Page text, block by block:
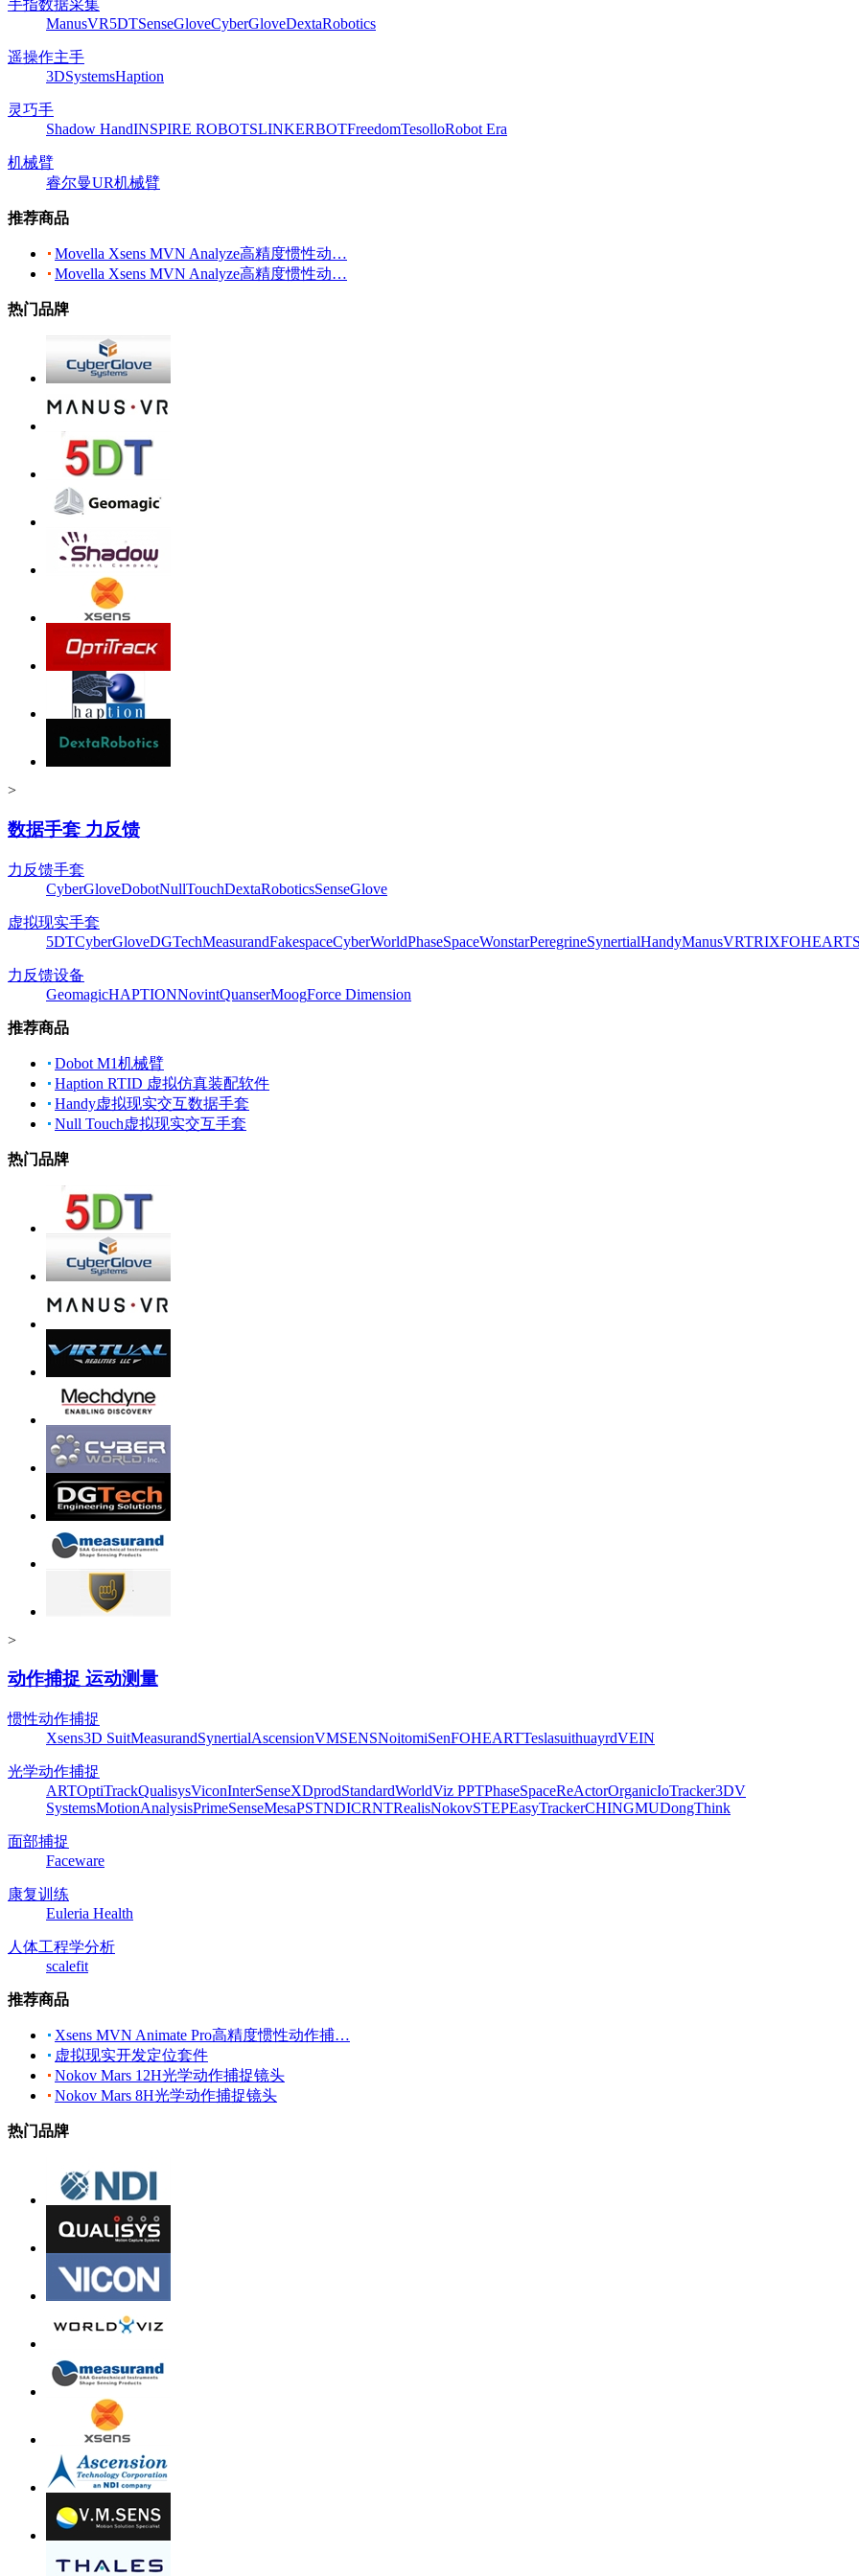
手指数据采集
ManusVR5DTSenseGloveCyberGloveDextaRobotics
遥操作主手
3DSystemsHaption
灵巧手
Shadow HandINSPIRE ROBOTSLINKERBOTFreedomTesolloRobot Era
机械臂
睿尔曼UR机械臂
推荐商品
Movella Xsens MVN Analyze高精度惯性动…
Movella Xsens MVN Analyze高精度惯性动…
热门品牌
>
数据手套 力反馈
力反馈手套
CyberGloveDobotNullTouchDextaRoboticsSenseGlove
虚拟现实手套
5DTCyberGloveDGTechMeasurandFakespaceCyberWorldPhaseSpaceWonstarPeregrineSynertialHandyManusVRTRIXFOHEART
力反馈设备
GeomagicHAPTIONNovintQuanserMoogForce Dimension
推荐商品
Dobot M1机械臂
Haption RTID 虚拟仿真装配软件
Handy虚拟现实交互数据手套
Null Touch虚拟现实交互手套
热门品牌
>
动作捕捉 运动测量
惯性动作捕捉
Xsens3D SuitMeasurandSynertialAscensionVMSENSNoitomiSenFOHEARTTeslasuithuayrdVEIN
光学动作捕捉
ARTOptiTrackQualisysViconInterSenseXDprodStandardWorldViz PPTPhaseSpaceReActorOrganicIoTracker3DV
SystemsMotionAnalysisPrimeSenseMesaPSTNDICRNTRealisNokovSTEPEasyTrackerCHINGMUDongThink
面部捕捉
Faceware
康复训练
Euleria Health
人体工程学分析
scalefit
推荐商品
Xsens MVN Animate Pro高精度惯性动作捕…
虚拟现实开发定位套件
Nokov Mars 12H光学动作捕捉镜头
Nokov Mars 8H光学动作捕捉镜头
热门品牌